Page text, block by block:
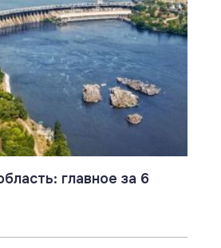
главное за 6